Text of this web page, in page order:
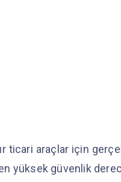
ticari araçlar için
yüksek güvenlik